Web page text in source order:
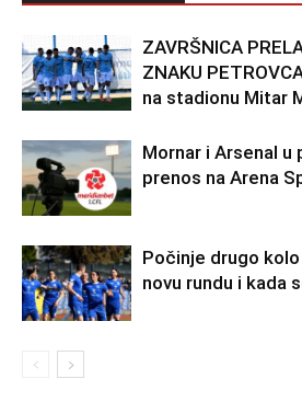
ZAVRŠNICA
ZNAKU
na stadionu Mitar
Mornar i Arsenal
prenos na Arena
Počinje drugo
novu rundu i kada